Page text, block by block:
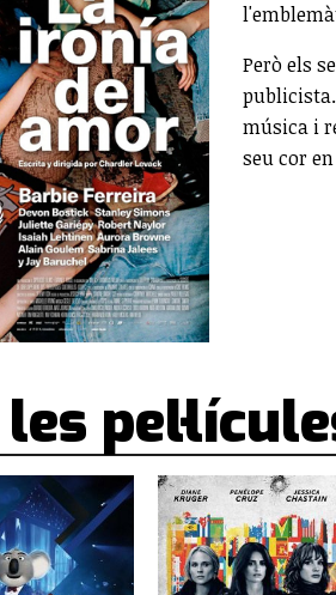
Però els
música i
seu cor